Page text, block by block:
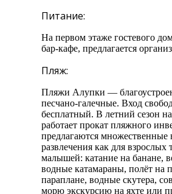
Питание:
На первом этаже гостевого
бар-кафе, предлагается
Пляж:
Пляжи Алупки —
песчано-галечные. Вход
бесплатный. В летний сезон
работает прокат пляжного
предлагаются множественные
развлечения как для взрослых
малышей: катание на банане,
водные катамараны, полёт на
параплане, водные скутера,
морю экскурсию на яхте или